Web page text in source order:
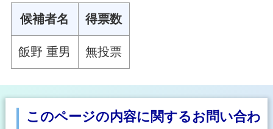
候補者名 得票数
飯野 重男 無投票
このページの内容に関するお問い合わ